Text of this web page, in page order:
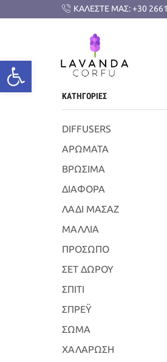
ΚΑΛΕΣΤΕ ΜΑΣ: +30
ΚΑΤΗΓΟΡΙΕΣ
DIFFUSERS
ΑΡΩΜΑΤΑ
ΒΡΩΣΙΜΑ
ΔΙΑΦΟΡΑ
ΛΑΔΙ ΜΑΣΑΖ
ΜΑΛΛΙΑ
ΠΡΟΣΩΠΟ
ΣΕΤ ΔΩΡΟΥ
ΣΠΙΤΙ
ΣΠΡΕΫ
ΣΩΜΑ
ΧΑΛΑΡΩΣΗ